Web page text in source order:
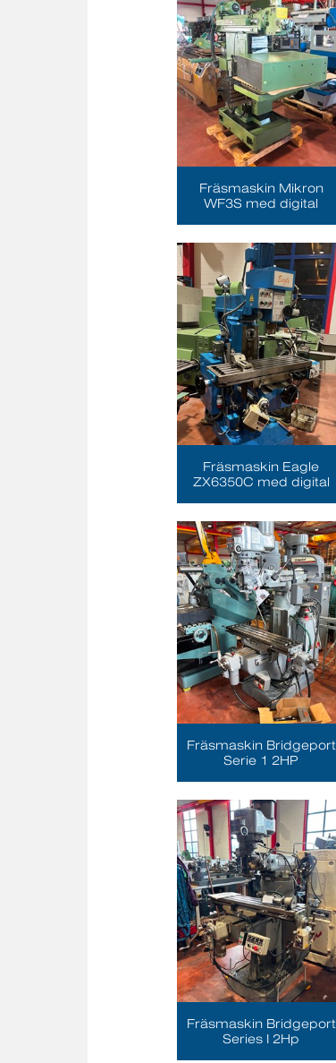
Fräsmaskin Mikron
WF3S med digital
Fräsmaskin Eagle
ZX6350C med digital
Fräsmaskin Bridgeport
Serie 1 2HP
Fräsmaskin Bridgeport
Series I 2Hp